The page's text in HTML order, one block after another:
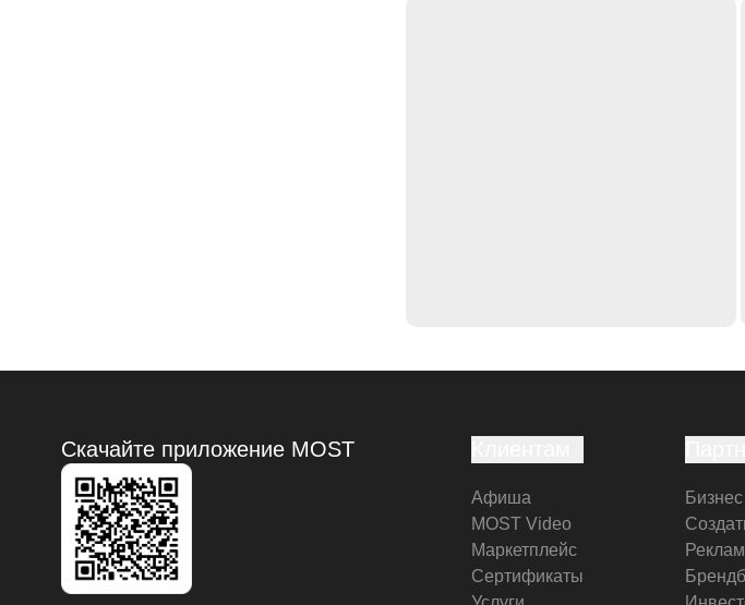
Скачайте приложение MOST
Афиша
MOST Video
Маркетплейс
Сертификаты